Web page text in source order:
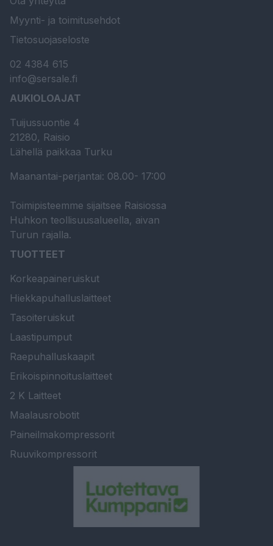
Myynti- ja toimitusehdot
Tietosuojaseloste
02 4384 615
info@sersale.fi
AUKIOLOAJAT
Tuijussuontie 4
21280, Raisio
Lähellä paikkaa Turku
Maanantai-perjantai: 08.00- 17:00
Toimipisteemme sijaitsee Raisiossa
Huhkon teollisuusalueella, aivan
Turun rajalla.
TUOTTEET
Korkeapaineruiskut
Hiekkapuhalluslaitteet
Tasoiteruiskut
Laastipumput
Raepuhalluskaapit
Erikoispinnoituslaitteet
2 K Laitteet
Maalausrobotit
Paineilmakompressorit
Ruuvikompressorit